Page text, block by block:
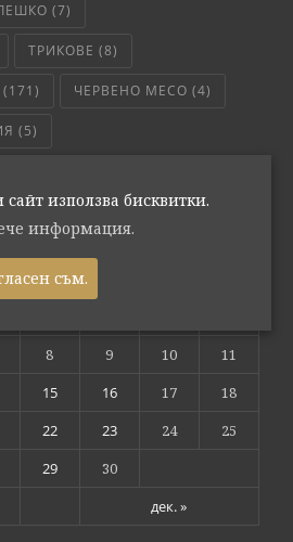
(7)
ТРИКОВЕ (8)
(171) ЧЕРВЕНО МЕСО (4)
(5)
ноември 2018
Ч
дек. »
8 9 10
11
15 16 17
18
22 23 24
25
29 30
сайт използва бисквитки.
информация.
съм.